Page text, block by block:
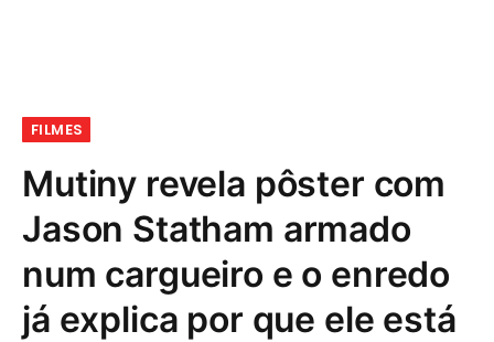
FILMES
Mutiny revela pôster com
Jason Statham armado
num cargueiro e o enredo
já explica por que ele está